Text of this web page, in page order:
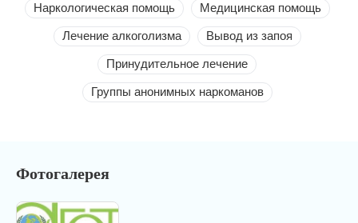
Наркологическая помощь Медицинская помощь
Лечение алкоголизма Вывод из запоя
Принудительное лечение
Группы анонимных наркоманов
Фотогалерея